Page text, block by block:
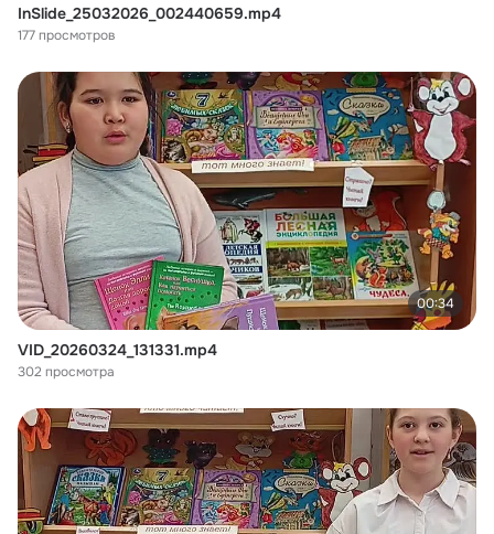
InSlide_25032026_002440659.mp4
177 просмотров
00:34
VID_20260324_131331.mp4
302 просмотра